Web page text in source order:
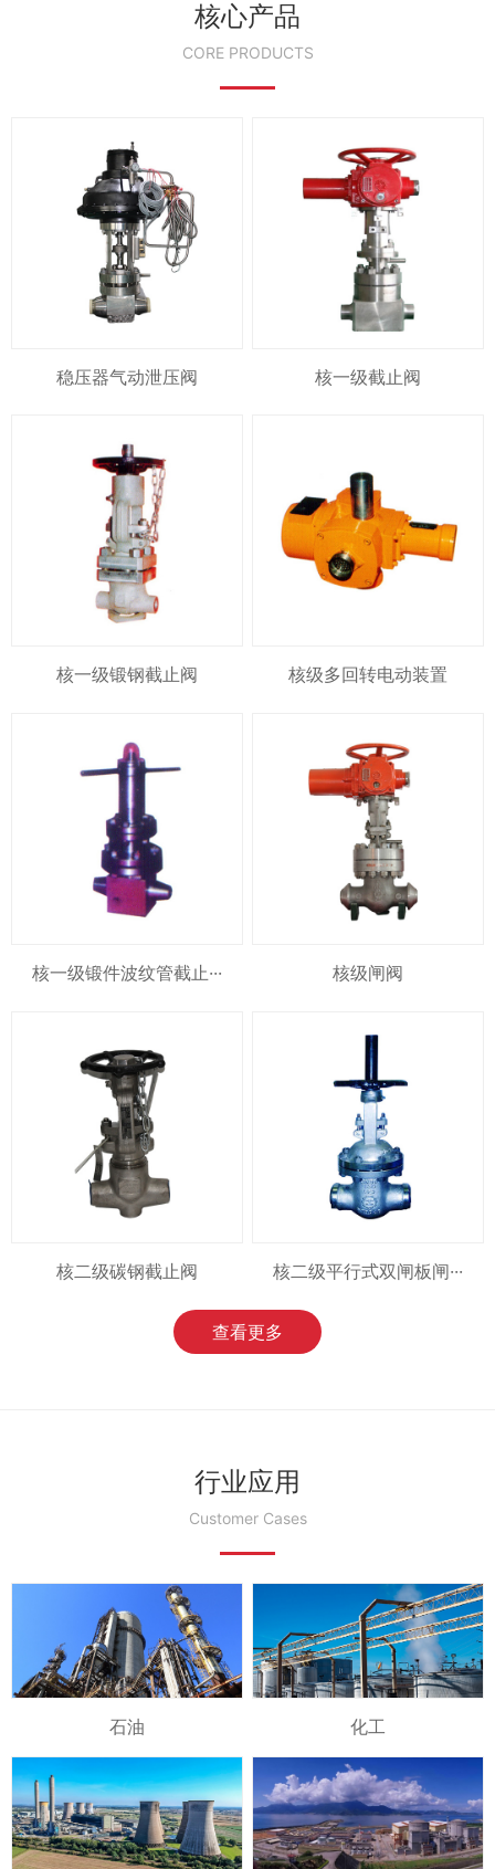
核心产品
CORE PRODUCTS
稳压器气动泄压阀 核一级截止阀
核一级锻钢截止阀 核级多回转电动装置
核一级锻件波纹管截止··· 核级闸阀
核二级碳钢截止阀 核二级平行式双闸板闸···
查看更多
行业应用
Customer Cases
石油 化工